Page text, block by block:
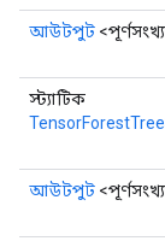
আউটপুট
স্ট্যাটিক
আউটপুট